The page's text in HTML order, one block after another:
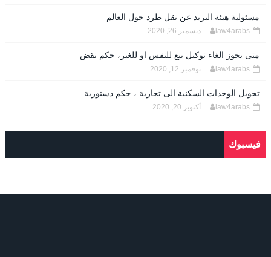
مسئولية هيئة البريد عن نقل طرد حول العالم
law4arabs ديسمبر 26, 2020
متى يجوز الغاء توكيل بيع للنفس او للغير، حكم نقض
law4arabs نوفمبر 12, 2020
تحويل الوحدات السكنية الى تجارية ، حكم دستورية
law4arabs أكتوبر 20, 2020
فيسبوك